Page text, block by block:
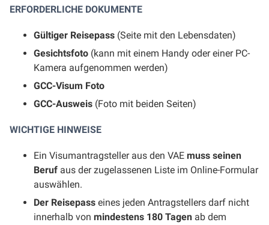
ERFORDERLICHE DOKUMENTE
Gültiger Reisepass (Seite mit den Lebensdaten)
Gesichtsfoto (kann mit einem Handy oder einer PC-
Kamera aufgenommen werden)
GCC-Visum Foto
GCC-Ausweis (Foto mit beiden Seiten)
WICHTIGE HINWEISE
Ein Visumantragsteller aus den VAE muss seinen
Beruf aus der zugelassenen Liste im Online-Formular
auswählen.
Der Reisepass eines jeden Antragstellers darf nicht
innerhalb von mindestens 180 Tagen ab dem